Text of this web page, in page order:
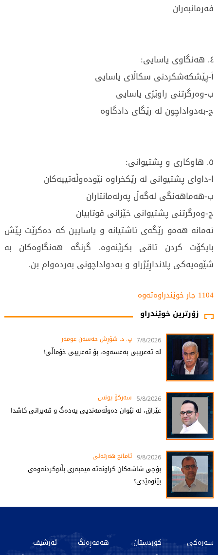
فەرمانبەران
٤. هەنگاوی یاسایی:
أ-پێشکەشکردنی سکاڵای یاسایی
ب-وەرگرتنی راوێژی یاسایی
ج-بەدواداچون لە رێگای دادگاوە
٥. هاوکاری و پشتیوانی:
ا-داوای پشتیوانی لە رێکخراوە نێودەوڵەتییەکان
ب-هەماهەنگی لەگەڵ پەرلەمانتاران
ج-وەرگرتنی پشتیوانی خێزانی قوتابیان
ئەمانە هەمو رێگەی ئاشتیانە و یاسایین کە دەکرێت پێش
بایکۆت کردن تاقی بکرێنەوە. گرنگە هەنگاوەکان بە
شێوەیەکی پلانداڕێژراو و بەدواداچونی بەردەوام بن.
1104 جار خوێندراوەتەوە
زۆرترین خوێندراو
7/8/2026 پ. د. شۆڕش حەسەن عومەر
لە تەعریبی بەعسەوە، بۆ تەعریبی خۆماڵی!
5/8/2026 سەرکۆ یونس
عێراق، لە نێوان دەوڵەمەندیی یەدەگ و قەیرانی کاشدا
9/8/2026 ئامانج هەرتەلى
بۆچی شاشەکان کراونەتە میمبەری بڵاوکردنەوەی
بێئومێدی؟
سەرەکی
کوردستان
هەمەڕەنگ
ئەرشیف